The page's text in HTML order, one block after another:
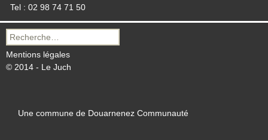
Tel : 02 98 74 71 50
Recherche
pour :
Mentions légales
© 2014 - Le Juch
Une commune de Douarnenez Communauté